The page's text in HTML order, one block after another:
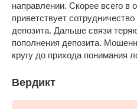
направлении. Скорее всего
приветствует
депозита. Дальше связи
пополнения депозита.
кругу до прихода понимания
Вердикт